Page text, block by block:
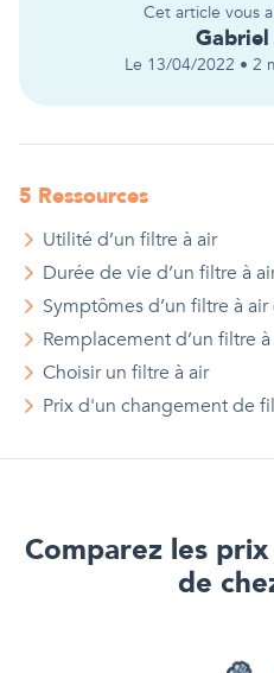
Cet article vous
Gabriel
Le 13/04/2022 • 2
5 Ressources
Utilité d’un filtre à air
Durée de vie d’un filtre à
Symptômes d’un filtre à
Remplacement d’un filtre
Choisir un filtre à air
Prix d'un changement de
Comparez les
de